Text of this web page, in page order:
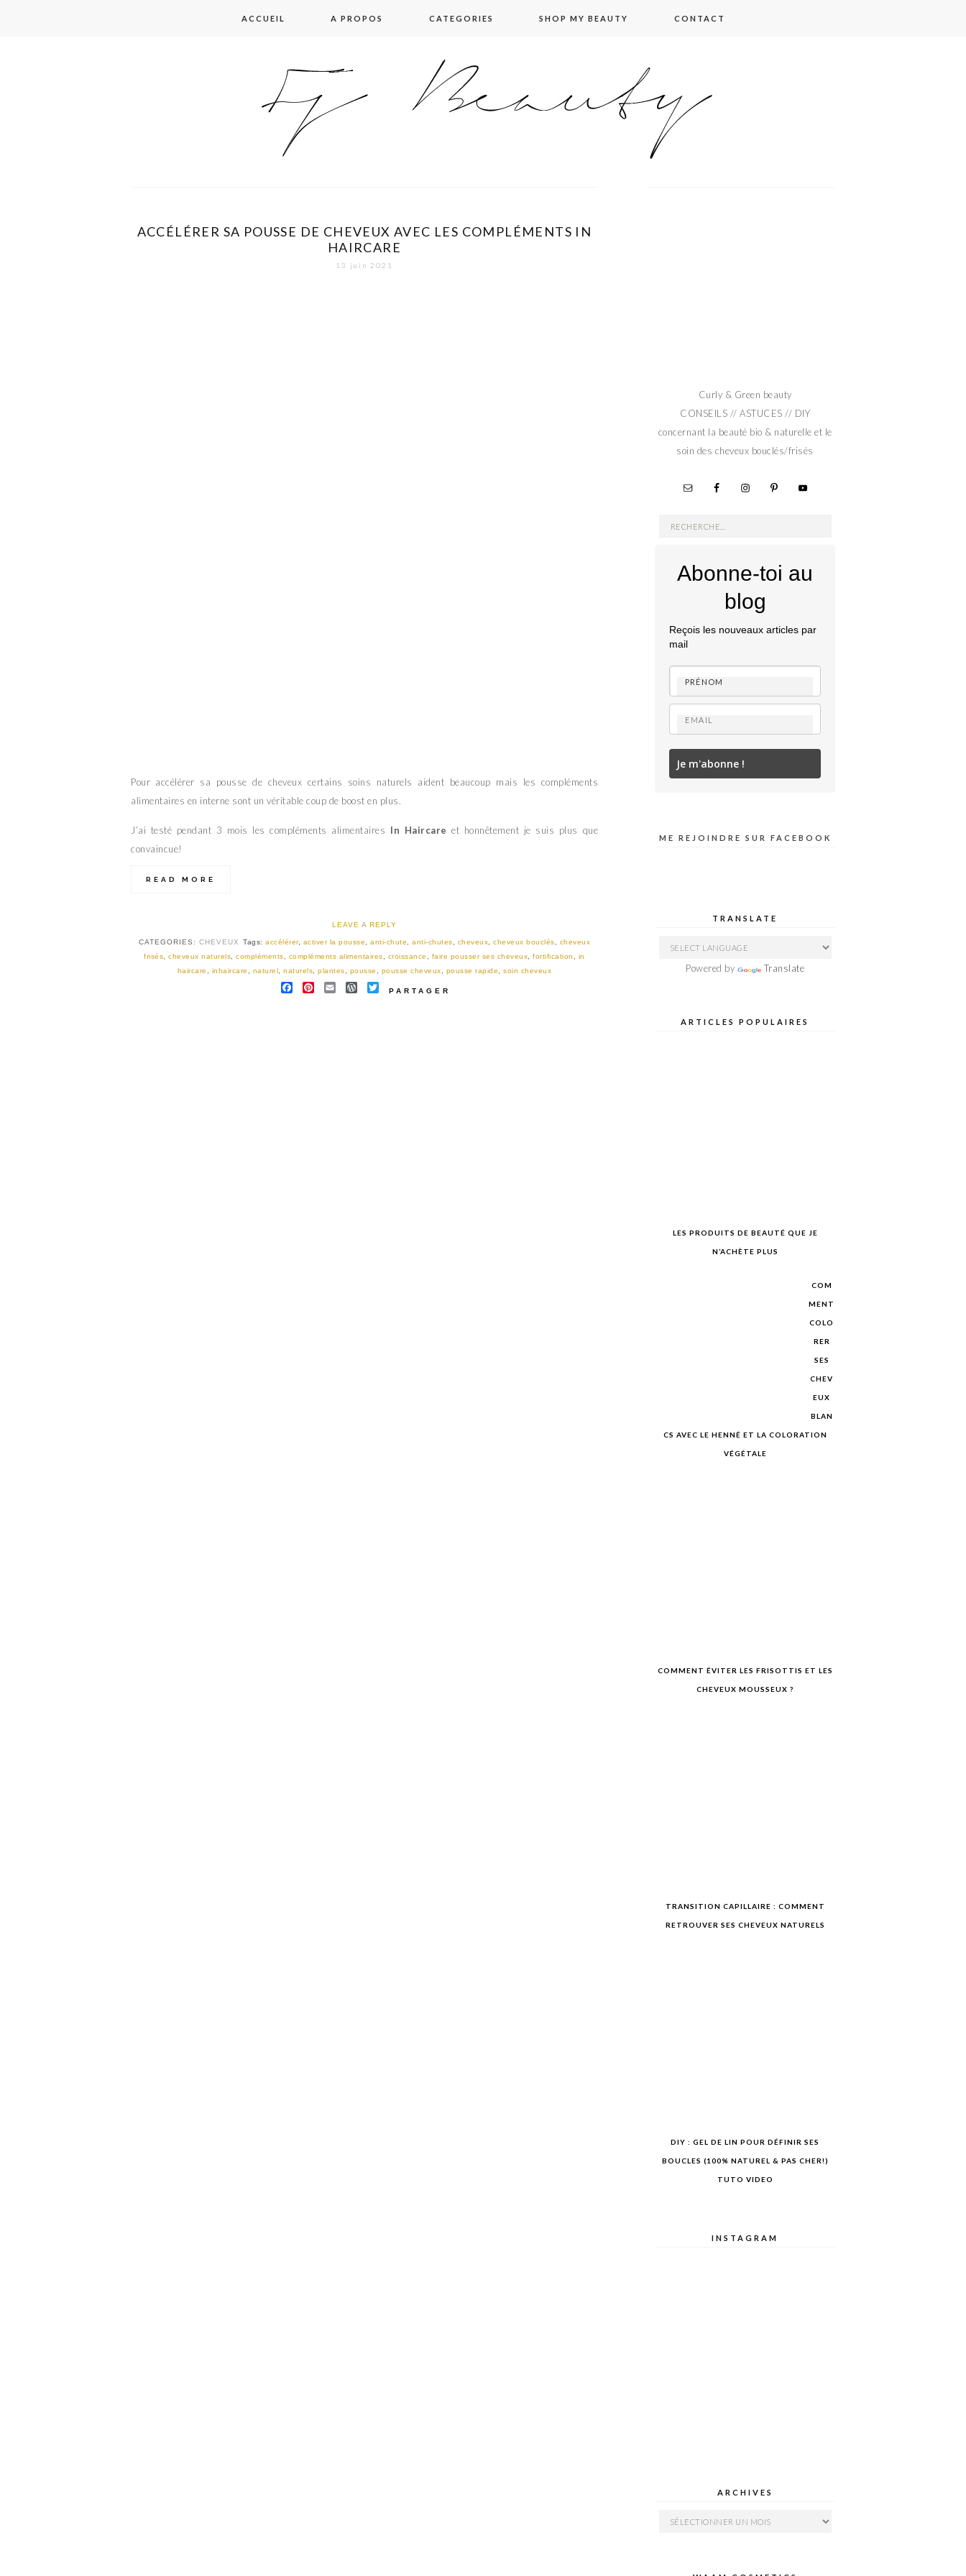
ACCUEIL A PROPOS CATEGORIES SHOP MY BEAUTY CONTACT
ACCÉLÉRER SA POUSSE DE CHEVEUX AVEC LES COMPLÉMENTS IN
HAIRCARE
13 juin 2021
Pour accélérer sa pousse de cheveux certains soins naturels aident beaucoup mais les compléments
alimentaires en interne sont un véritable coup de boost en plus.
J’ai testé pendant 3 mois les compléments alimentaires In Haircare et honnêtement je suis plus que
convaincue!
READ MORE
LEAVE A REPLY
CATEGORIES: CHEVEUX Tags: accélérer, activer la pousse anti-chute anti-chutes cheveux cheveux bouclés
cheveux
frisés ,cheveux naturels ,compléments compléments alimentaires croissance faire pousser ses cheveux ,fortification
in
haircare
inhaircare naturel ,naturels ,plantes pousse pousse cheveux pousse rapide ,soin cheveux
FACEBOOK
PINTEREST
EMAILWORDPRESS
TWITTER
PARTAGER
Curly & Green beauty
CONSEILS // ASTUCES // DIY
concernant la beauté bio & naturelle et le
soin des cheveux bouclés/frisés
Rechercher :
Abonne-toi au
blog
Reçois les nouveaux articles par
mail
Je m'abonne !
ME REJOINDRE SUR FACEBOOK
TRANSLATE
Powered by Translate
ARTICLES POPULAIRES
LES PRODUITS DE BEAUTÉ QUE JE
N’ACHÈTE PLUS
COM
MENT
COLO
RER
SES
CHEV
EUX
BLAN
CS AVEC LE HENNÉ ET LA COLORATION
VÉGÉTALE
COMMENT ÉVITER LES FRISOTTIS ET LES
CHEVEUX MOUSSEUX ?
TRANSITION CAPILLAIRE : COMMENT
RETROUVER SES CHEVEUX NATURELS
DIY : GEL DE LIN POUR DÉFINIR SES
BOUCLES (100% NATUREL & PAS CHER!)
TUTO VIDEO
INSTAGRAM
ARCHIVES
Archives